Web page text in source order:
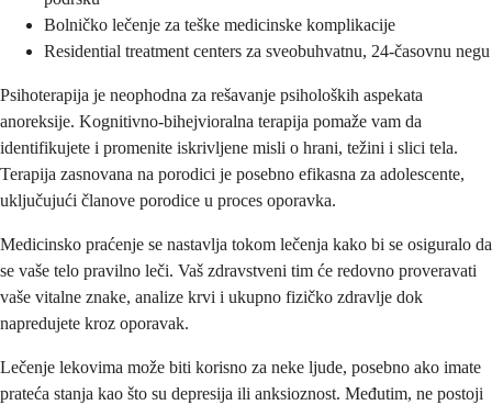
Bolničko lečenje za teške medicinske komplikacije
Residential treatment centers za sveobuhvatnu, 24-časovnu negu
Psihoterapija je neophodna za rešavanje psiholoških aspekata
anoreksije. Kognitivno-bihejvioralna terapija pomaže vam da
identifikujete i promenite iskrivljene misli o hrani, težini i slici tela.
Terapija zasnovana na porodici je posebno efikasna za adolescente,
uključujući članove porodice u proces oporavka.
Medicinsko praćenje se nastavlja tokom lečenja kako bi se osiguralo da
se vaše telo pravilno leči. Vaš zdravstveni tim će redovno proveravati
vaše vitalne znake, analize krvi i ukupno fizičko zdravlje dok
napredujete kroz oporavak.
Lečenje lekovima može biti korisno za neke ljude, posebno ako imate
prateća stanja kao što su depresija ili anksioznost. Međutim, ne postoji